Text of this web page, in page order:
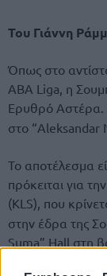
Του Γιάννη
Όπως στο
ABA Liga, η
Ερυθρό Αστέρα.
στο “Aleksandar
Το αποτέλεσμα
πρόκειται για
(KLS), που
στην έδρα της
Suma” Hall στη